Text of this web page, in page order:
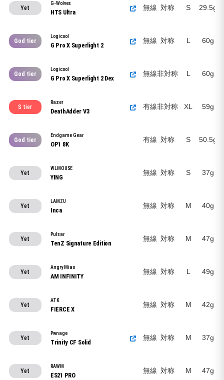
Yet
G-Wolves
HTS Ultra
無線 対称 S 29.5g
God tier
Logicool
G Pro X Superlight 2
無線 対称 L 60g
God tier
Logicool
G Pro X Superlight 2 Dex
無線非対称 L 60g
S tier
Razer
DeathAdder V3
有線非対称 XL 59g
God tier
Endgame Gear
OP1 8K
有線 対称 S 50.5g
Yet
WLMOUSE
YING
無線 対称 S 37g
Yet
LAMZU
Inca
無線 対称 M 40g
Yet
Pulsar
TenZ Signature Edition
無線 対称 M 47g
Yet
Angry Miao
AM INFINITY
無線 対称 L 49g
Yet
ATK
FIERCE X
無線 対称 M 42g
Yet
Pwnage
Trinity CF Solid
無線 対称 M 37g
Yet
RAWM
ES21 PRO
無線 対称 M 47g